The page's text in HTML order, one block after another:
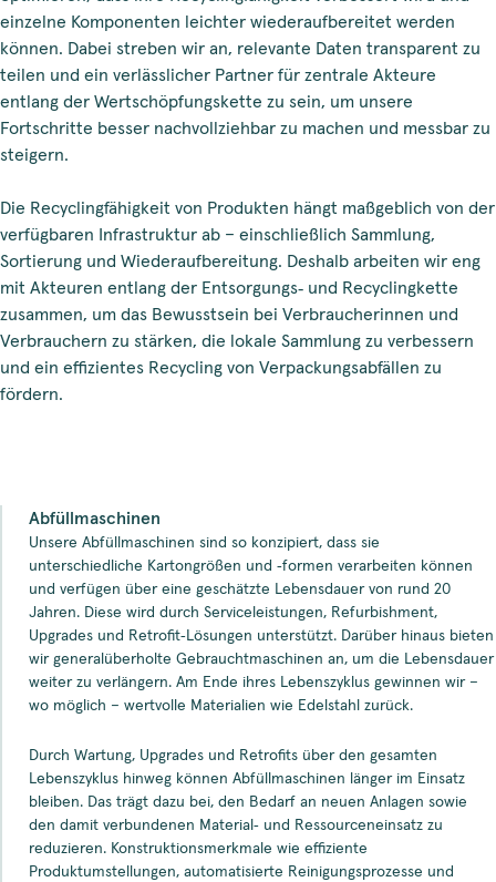
einzelne Komponenten leichter wiederaufbereitet werden
können. Dabei streben wir an, relevante Daten transparent zu
teilen und ein verlässlicher Partner für zentrale Akteure
entlang der Wertschöpfungskette zu sein, um unsere
Fortschritte besser nachvollziehbar zu machen und messbar zu
steigern.
Die Recyclingfähigkeit von Produkten hängt maßgeblich von der
verfügbaren Infrastruktur ab – einschließlich Sammlung,
Sortierung und Wiederaufbereitung. Deshalb arbeiten wir eng
mit Akteuren entlang der Entsorgungs‑ und Recyclingkette
zusammen, um das Bewusstsein bei Verbraucherinnen und
Verbrauchern zu stärken, die lokale Sammlung zu verbessern
und ein effizientes Recycling von Verpackungsabfällen zu
fördern.
Abfüllmaschinen
Unsere Abfüllmaschinen sind so konzipiert, dass sie
unterschiedliche Kartongrößen und ‑formen verarbeiten können
und verfügen über eine geschätzte Lebensdauer von rund 20
Jahren. Diese wird durch Serviceleistungen, Refurbishment,
Upgrades und Retrofit‑Lösungen unterstützt. Darüber hinaus bieten
wir generalüberholte Gebrauchtmaschinen an, um die Lebensdauer
weiter zu verlängern. Am Ende ihres Lebenszyklus gewinnen wir –
wo möglich – wertvolle Materialien wie Edelstahl zurück.
Durch Wartung, Upgrades und Retrofits über den gesamten
Lebenszyklus hinweg können Abfüllmaschinen länger im Einsatz
bleiben. Das trägt dazu bei, den Bedarf an neuen Anlagen sowie
den damit verbundenen Material‑ und Ressourceneinsatz zu
reduzieren. Konstruktionsmerkmale wie effiziente
Produktumstellungen, automatisierte Reinigungsprozesse und